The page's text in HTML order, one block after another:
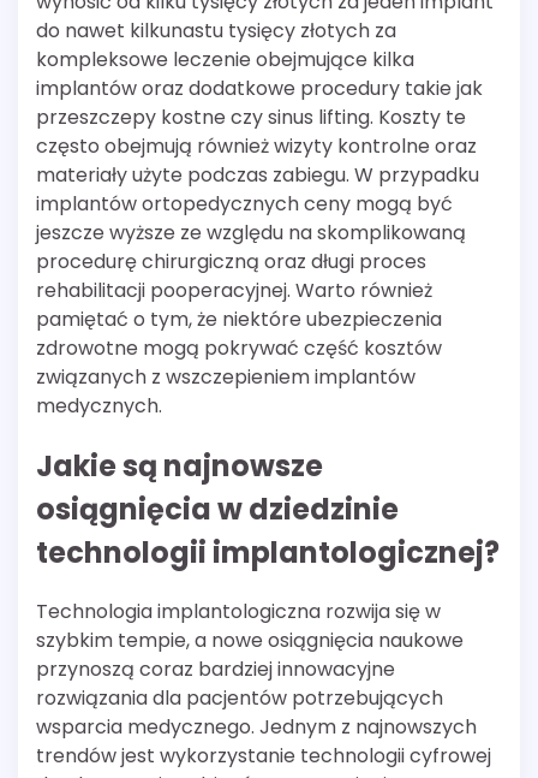
do nawet kilkunastu tysięcy złotych za
kompleksowe leczenie obejmujące kilka
implantów oraz dodatkowe procedury takie jak
przeszczepy kostne czy sinus lifting. Koszty te
często obejmują również wizyty kontrolne oraz
materiały użyte podczas zabiegu. W przypadku
implantów ortopedycznych ceny mogą być
jeszcze wyższe ze względu na skomplikowaną
procedurę chirurgiczną oraz długi proces
rehabilitacji pooperacyjnej. Warto również
pamiętać o tym, że niektóre ubezpieczenia
zdrowotne mogą pokrywać część kosztów
związanych z wszczepieniem implantów
medycznych.
Jakie są najnowsze
osiągnięcia w dziedzinie
technologii implantologicznej?
Technologia implantologiczna rozwija się w
szybkim tempie, a nowe osiągnięcia naukowe
przynoszą coraz bardziej innowacyjne
rozwiązania dla pacjentów potrzebujących
wsparcia medycznego. Jednym z najnowszych
trendów jest wykorzystanie technologii cyfrowej